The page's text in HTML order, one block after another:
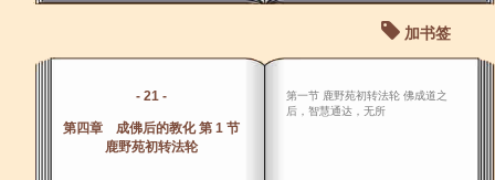
加书签
- 21 -
第四章 成佛后的教化 第 1 节
鹿野苑初转法轮
第一节 鹿野苑初转法轮 佛成道之
后，智慧通达，无所